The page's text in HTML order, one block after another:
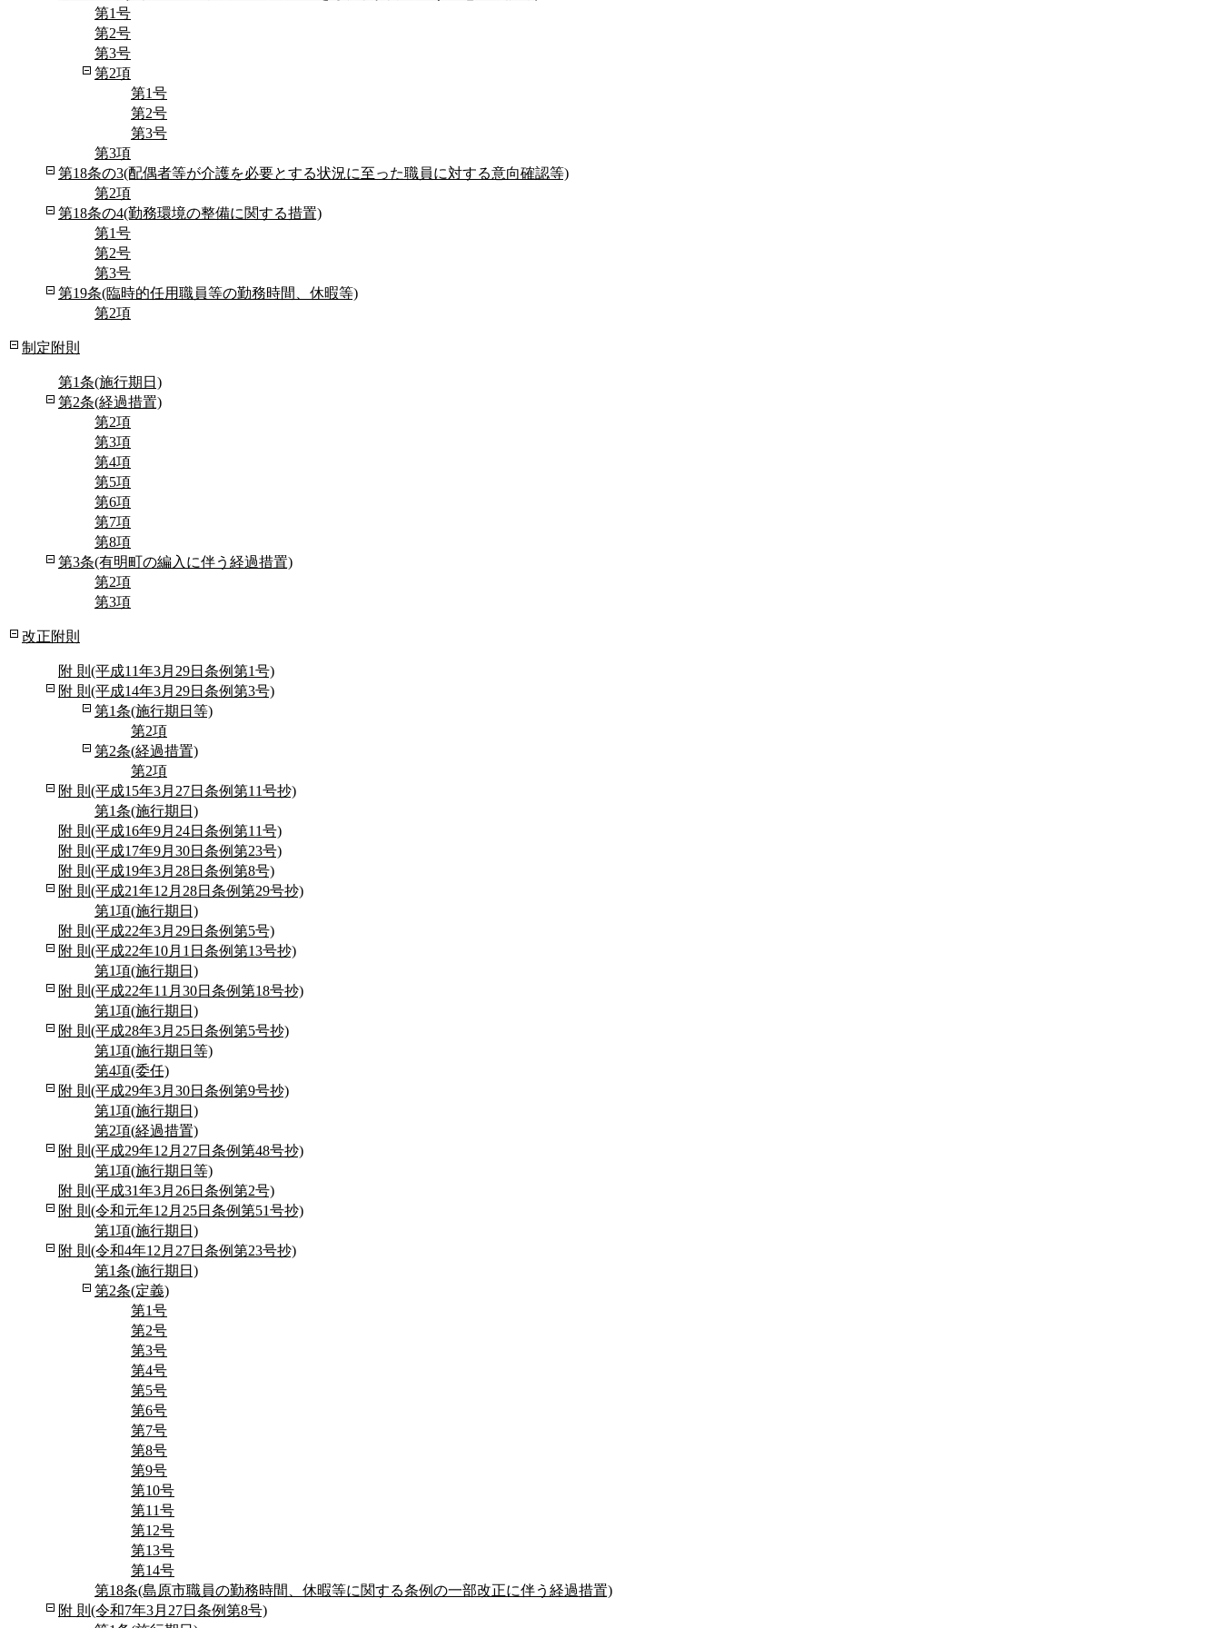
第1号
第2号
第3号
第2項
第1号
第2号
第3号
第3項
第18条の3(配偶者等が介護を必要とする状況に至った職員に対する意向確認等)
第2項
第18条の4(勤務環境の整備に関する措置)
第1号
第2号
第3号
第19条(臨時的任用職員等の勤務時間、休暇等)
第2項
制定附則
第1条(施行期日)
第2条(経過措置)
第2項
第3項
第4項
第5項
第6項
第7項
第8項
第3条(有明町の編入に伴う経過措置)
第2項
第3項
改正附則
附 則(平成11年3月29日条例第1号)
附 則(平成14年3月29日条例第3号)
第1条(施行期日等)
第2項
第2条(経過措置)
第2項
附 則(平成15年3月27日条例第11号抄)
第1条(施行期日)
附 則(平成16年9月24日条例第11号)
附 則(平成17年9月30日条例第23号)
附 則(平成19年3月28日条例第8号)
附 則(平成21年12月28日条例第29号抄)
第1項(施行期日)
附 則(平成22年3月29日条例第5号)
附 則(平成22年10月1日条例第13号抄)
第1項(施行期日)
附 則(平成22年11月30日条例第18号抄)
第1項(施行期日)
附 則(平成28年3月25日条例第5号抄)
第1項(施行期日等)
第4項(委任)
附 則(平成29年3月30日条例第9号抄)
第1項(施行期日)
第2項(経過措置)
附 則(平成29年12月27日条例第48号抄)
第1項(施行期日等)
附 則(平成31年3月26日条例第2号)
附 則(令和元年12月25日条例第51号抄)
第1項(施行期日)
附 則(令和4年12月27日条例第23号抄)
第1条(施行期日)
第2条(定義)
第1号
第2号
第3号
第4号
第5号
第6号
第7号
第8号
第9号
第10号
第11号
第12号
第13号
第14号
第18条(島原市職員の勤務時間、休暇等に関する条例の一部改正に伴う経過措置)
附 則(令和7年3月27日条例第8号)